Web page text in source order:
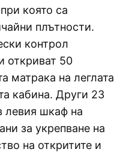
която са
плътности.
контрол
откриват 50
матрака на леглата
кабина. Други 23
левия шкаф на
за укрепване на
на откритите и